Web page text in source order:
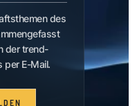
des
der trend-
per E-Mail.